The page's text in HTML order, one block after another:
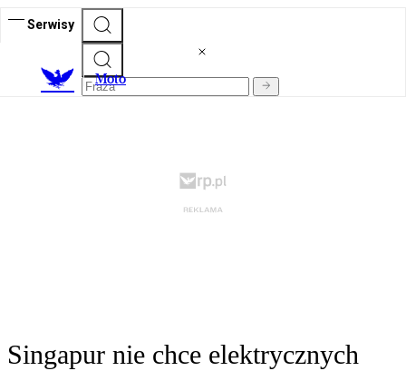
Serwisy
Moto
Singapur nie chce elektrycznych